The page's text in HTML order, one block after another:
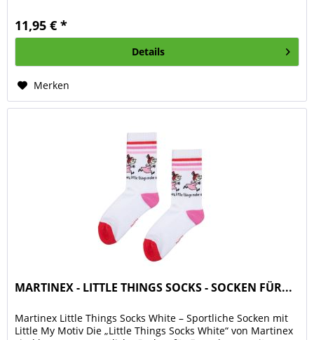
11,95 € *
Details
Merken
MARTINEX - LITTLE THINGS SOCKS - SOCKEN FÜR...
Martinex Little Things Socks White – Sportliche Socken mit
Little My Motiv Die „Little Things Socks White“ von Martinex